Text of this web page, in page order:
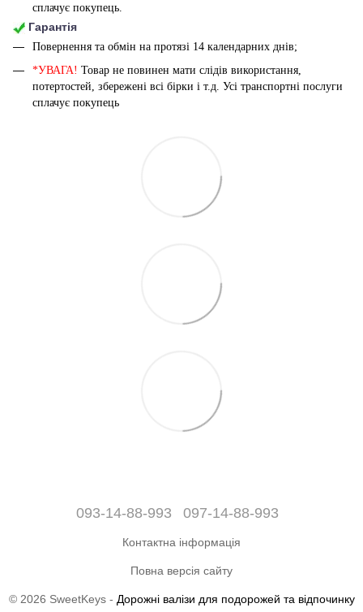
сплачує покупець.
Гарантія
Повернення та обмін на протязі 14 календарних днів;
*УВАГА! Товар не повинен мати слідів використання,
потертостей, збережені всі бірки і т.д. Усі транспортні послуги
сплачує покупець
093-14-88-993 097-14-88-993
Контактна інформація
Повна версія сайту
© 2026 SweetKeys - Дорожні валізи для подорожей та відпочинку